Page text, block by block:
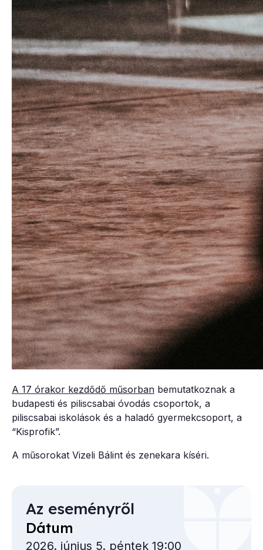
A 17 órakor kezdődő műsorban bemutatkoznak a
budapesti és piliscsabai óvodás csoportok, a
piliscsabai iskolások és a haladó gyermekcsoport, a
“Kisprofik”.
A műsorokat Vizeli Bálint és zenekara kíséri.
Az eseményről
Dátum
2026. június 5. péntek 19:00